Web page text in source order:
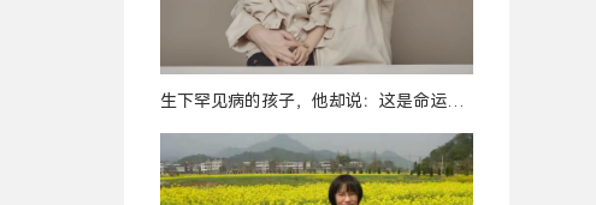
生下罕见病的孩子，他却说：这是命运最
好的安排